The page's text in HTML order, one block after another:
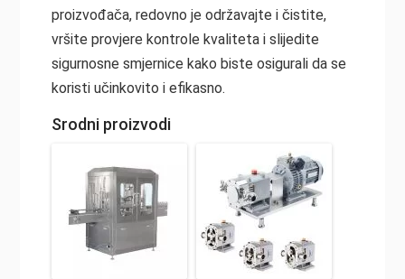
proizvođača, redovno je održavajte i čistite,
vršite provjere kontrole kvaliteta i slijedite
sigurnosne smjernice kako biste osigurali da se
koristi učinkovito i efikasno.
Srodni proizvodi